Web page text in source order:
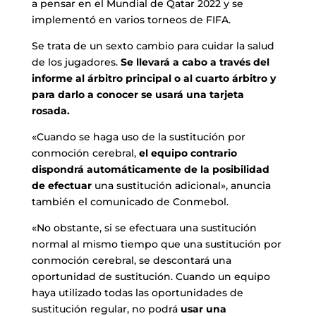
a pensar en el Mundial de Qatar 2022 y se
implementó en varios torneos de FIFA.
Se trata de un sexto cambio para cuidar la salud
de los jugadores.Se llevará a cabo a través del
informe al árbitro principal o al cuarto árbitro y
para darlo a conocer se usará una tarjeta
rosada.
«Cuando se haga uso de la sustitución por
conmoción cerebral, el equipo contrario
dispondrá automáticamente de la posibilidad
de efectuaruna sustitución adicional», anuncia
también el comunicado de Conmebol.
«No obstante, si se efectuara una sustitución
normal al mismo tiempo que una sustitución por
conmoción cerebral, se descontará una
oportunidad de sustitución. Cuando un equipo
haya utilizado todas las oportunidades de
sustitución regular, no podrá usar una